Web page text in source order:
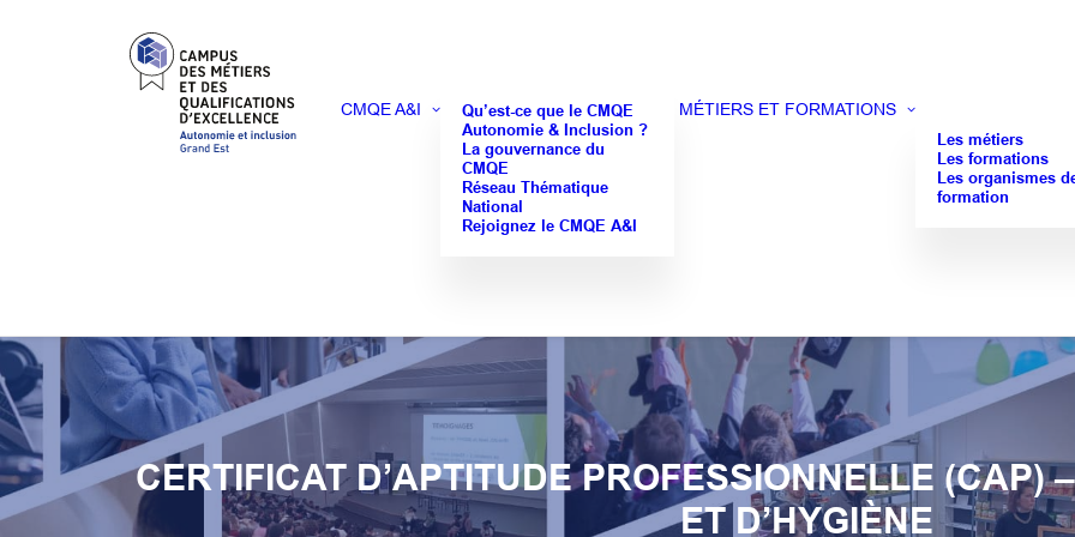
CMQE A&I
Qu’est-ce que le CMQE
Autonomie & Inclusion ?
La gouvernance du
CMQE
Réseau Thématique
National
Rejoignez le CMQE A&I
MÉTIERS ET FORMATIONS
Les métiers
Les formations
Les organismes
formation
CERTIFICAT D’APTITUDE PROFESSIONNELLE (CAP)
ET D’HYGIÈNE